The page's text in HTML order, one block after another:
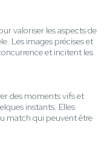
valoriser les aspects de
Les images précises et
et incitent les
des moments vifs et
instants. Elles
match qui peuvent être